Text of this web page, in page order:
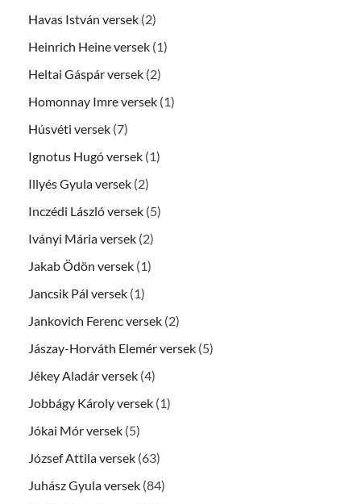
Havas István versek (2)
Heinrich Heine versek (1)
Heltai Gáspár versek (2)
Homonnay Imre versek (1)
Húsvéti versek (7)
Ignotus Hugó versek (1)
Illyés Gyula versek (2)
Inczédi László versek (5)
Iványi Mária versek (2)
Jakab Ödön versek (1)
Jancsik Pál versek (1)
Jankovich Ferenc versek (2)
Jászay-Horváth Elemér versek (5)
Jékey Aladár versek (4)
Jobbágy Károly versek (1)
Jókai Mór versek (5)
József Attila versek (63)
Juhász Gyula versek (84)